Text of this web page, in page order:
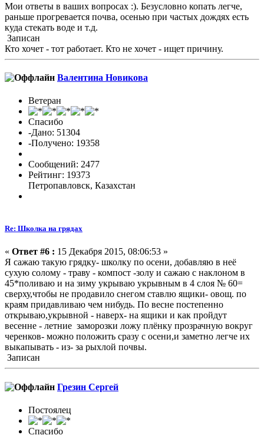
Мои ответы в ваших вопросах :). Безусловно копать легче,
раньше прогревается почва, осенью при частых дождях есть
куда стекать воде и т.д.
Записан
Кто хочет - тот работает. Кто не хочет - ищет причину.
Валентина Новикова
Ветеран
Спасибо
-Дано: 51304
-Получено: 19358
Сообщений: 2477
Рейтинг: 19373
Петропавловск, Казахстан
Re: Школка на грядах
« Ответ #6 : 15 Декабря 2015, 08:06:53 »
Я сажаю такую грядку- школку по осени, добавляю в неё
сухую солому - траву - компост -золу и сажаю с наклоном в
45*поливаю и на зиму укрываю укрывным в 4 слоя № 60=
сверху,чтобы не продавило снегом ставлю ящики- овощ. по
краям придавливаю чем нибудь. По весне постепенно
открываю,укрывной - наверх- на ящики и как пройдут
весенне - летние заморозки ложу плёнку прозрачную вокруг
черенков- можно положить сразу с осени,и заметно легче их
выкапывать - из- за рыхлой почвы.
Записан
Грезин Сергей
Постоялец
Спасибо